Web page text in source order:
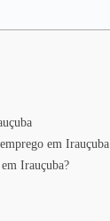
em Irauçuba
Irauçuba?